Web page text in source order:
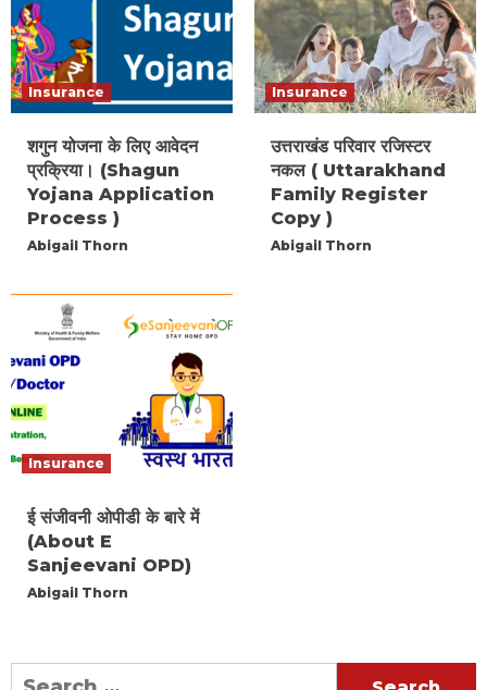
Insurance
शगुन योजना के लिए आवेदन
प्रक्रिया। (Shagun
Yojana Application
Process )
Abigail Thorn
Insurance
उत्तराखंड परिवार रजिस्टर
नकल ( Uttarakhand
Family Register
Copy )
Abigail Thorn
Insurance
ई संजीवनी ओपीडी के बारे में
(About E
Sanjeevani OPD)
Abigail Thorn
Search